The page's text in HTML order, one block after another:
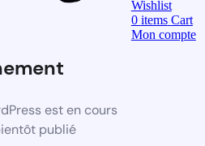
est en cours
publié
Wishlist
0 items Cart
Mon compte